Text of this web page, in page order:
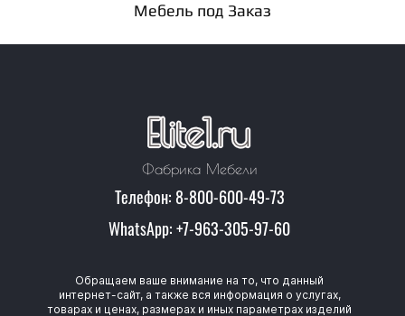
Мебель под Заказ
Фабрика Мебели
Телефон: 8-800-600-49-73
WhatsApp: +7-963-305-97-60
Обращаем ваше внимание на то, что данный
интернет-сайт, а также вся информация о услугах,
товарах и ценах, размерах и иных параметрах изделий